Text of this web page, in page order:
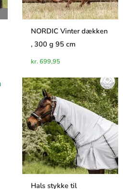
NORDIC Vinter dækken
, 300 g 95 cm
kr.699,95
Hals stykke til